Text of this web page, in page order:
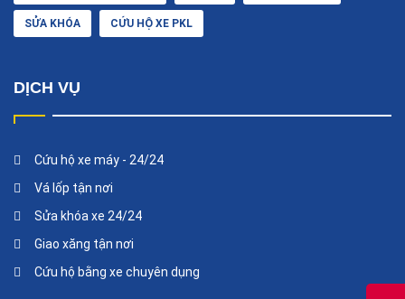
SỬA KHÓA CỨU HỘ XE PKL
DỊCH VỤ
Cứu hộ xe máy - 24/24
Vá lốp tận nơi
Sửa khóa xe 24/24
Giao xăng tận nơi
Cứu hộ bằng xe chuyên dụng